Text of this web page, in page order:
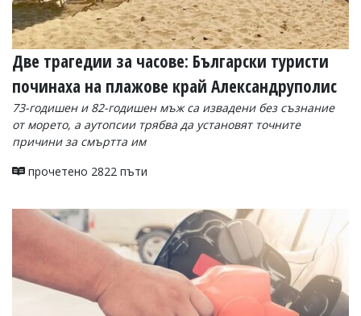
Две трагедии за часове: Български туристи
починаха на плажове край Александруполис
73-годишен и 82-годишен мъж са извадени без съзнание
от морето, а аутопсии трябва да установят точните
причини за смъртта им
прочетено 2822 пъти